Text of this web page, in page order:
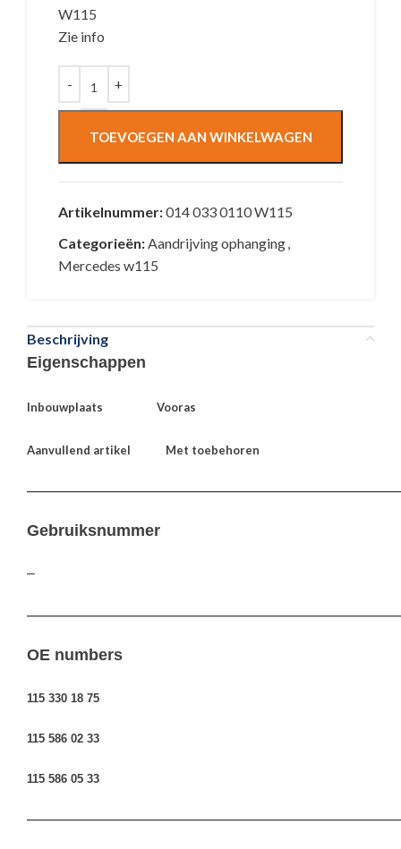
W115
Zie info
TOEVOEGEN AAN WINKELWAGEN
Artikelnummer:014 033 0110 W115
Categorieën:Aandrijving ophanging,
Mercedes w115
Beschrijving
Eigenschappen
Inbouwplaats Vooras
Aanvullend artikel Met toebehoren
Gebruiksnummer
–
OE numbers
115 330 18 75
115 586 02 33
115 586 05 33